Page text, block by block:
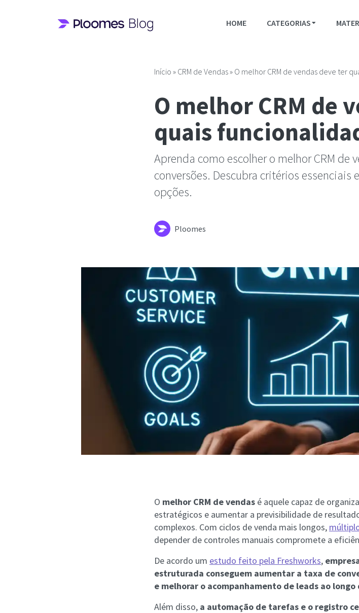
HOME CATEGORIAS
Início » CRM de Vendas» O melhor CRM de vendas deve ter
O melhor CRM de
quais
Aprenda como escolher o melhor CRM de
conversões. Descubra critérios essenciais
opções.
Ploomes
O melhor CRM de vendas é aquele capaz de
estratégicos e aumentar a previsibilidade de
complexos. Com ciclos de venda mais longos,
depender de controles manuais compromete a
De acordo um estudo feito pela Freshworks,
estruturada conseguem aumentar a taxa de
e melhorar o acompanhamento de leads ao
Além disso, a automação de tarefas e o registro